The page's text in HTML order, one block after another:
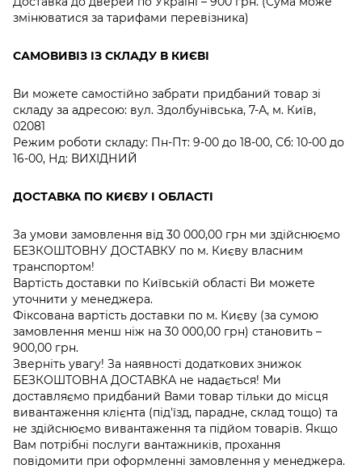
змінюватися за тарифами перевізника)
САМОВИВІЗ ІЗ СКЛАДУ В КИЄВІ
Ви можете самостійно забрати придбаний товар зі
складу за адресою: вул. Здолбунівська, 7-А, м. Київ,
02081
Режим роботи складу: Пн-Пт: 9-00 до 18-00, Сб: 10-00 до
16-00, Нд: ВИХІДНИЙ
ДОСТАВКА ПО КИЄВУ І ОБЛАСТІ
За умови замовлення від 30 000,00 грн ми здійснюємо
БЕЗКОШТОВНУ ДОСТАВКУ по м. Києву власним
транспортом!
Вартість доставки по Київській області Ви можете
уточнити у менеджера.
Фіксована вартість доставки по м. Києву (за сумою
замовлення менш ніж на 30 000,00 грн) становить –
900,00 грн.
Зверніть увагу! За наявності додаткових знижок
БЕЗКОШТОВНА ДОСТАВКА не надається! Ми
доставляємо придбаний Вами товар тільки до місця
вивантаження клієнта (під'їзд, парадне, склад тощо) та
не здійснюємо вивантаження та підйом товарів. Якщо
Вам потрібні послуги вантажників, прохання
повідомити при оформленні замовлення у менеджера.